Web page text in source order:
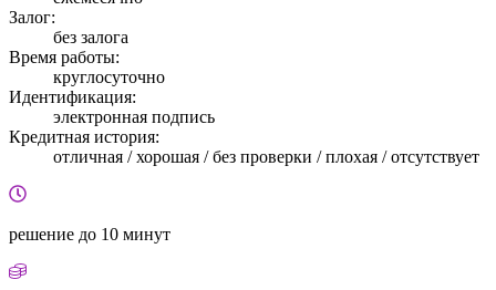
Залог:
без залога
Время работы:
круглосуточно
Идентификация:
электронная подпись
Кредитная история:
отличная / хорошая / без проверки / плохая / отсутствует
решение до 10 минут